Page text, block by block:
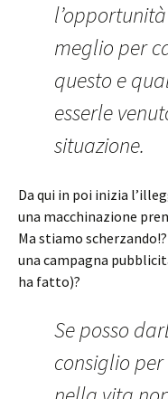
meglio per
questo e
esserle
situazione.
Da qui in poi inizia
una macchinazione
Ma stiamo
una campagna
ha fatto)?
Se posso
consiglio